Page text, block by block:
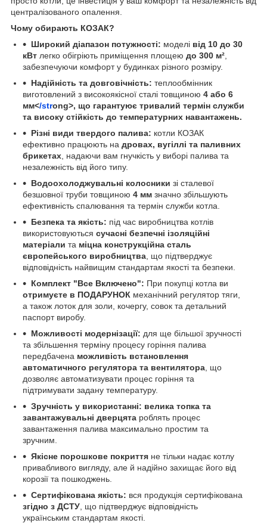
централізованого опалення.
Чому обирають КОЗАК?
Широкий діапазон потужності: моделі від 10 до 30
кВт легко обігріють приміщення площею до 300 м²
забезпечуючи комфорт у будинках різного розміру.
Надійність та довговічність: теплообмінник
виготовлений з високоякісної сталі товщиною 4 або 6
мм</strong>, що гарантуює тривалий термін служби
та високу стійкість до температурних навантажень.
Різні види твердого палива: котли КОЗАК
ефективно працюють на дровах, вугіллі та паливних
брикетах , надаючи вам гнучкість у виборі палива та
незалежність від його типу.
Водоохолоджувальні колосники зі сталевої
безшовної труби товщиною 4 мм значно збільшують
ефективність спалювання та термін служби котла.
Безпека та якість: під час виробництва котлів
використовуються сучасні безпечні ізоляційні
матеріали та міцна конструкційна сталь
європейського виробництва , що підтверджує
відповідність найвищим стандартам якості та безпеки.
Комплект "Все Включено": При покупці котла ви
отримуєте в ПОДАРУНОК механічний регулятор тяги,
а також лоток для золи, кочергу, совок та детальний
паспорт виробу.
Можливості модернізації: для ще більшої зручності
та збільшення терміну процесу горіння палива
передбачена можливість встановлення
автоматичного регулятора та вентилятора , що
дозволяє автоматизувати процес горіння та
підтримувати задану температуру.
Зручність у використанні: велика топка та
завантажувальні дверцята роблять процес
завантаження палива максимально простим та
зручним.
Якісне порошкове покриття не тільки надає котлу
привабливого вигляду, але й надійно захищає його від
корозії та пошкоджень.
Сертифікована якість: вся продукція сертифікована
згідно з ДСТУ , що підтверджує відповідність
українським стандартам якості.